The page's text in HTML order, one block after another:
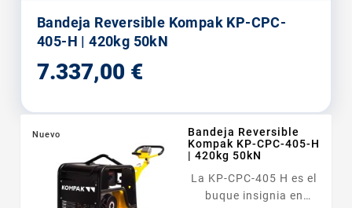
Bandeja Reversible Kompak KP-CPC-
405-H | 420kg 50kN
7.337,00 €Precio
Nuevo
Bandeja Reversible
Kompak KP-CPC-405-H
| 420kg 50kN
La KP-CPC-405 H es el
buque insignia en